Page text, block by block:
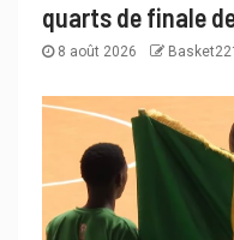
quarts de finale
8 août 2026 Basket221